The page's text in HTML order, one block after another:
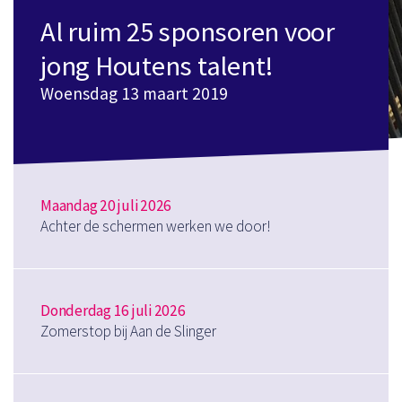
Al ruim 25 sponsoren voor
jong Houtens talent!
Woensdag 13 maart 2019
Maandag 20 juli 2026
Achter de schermen werken we door!
Donderdag 16 juli 2026
Zomerstop bij Aan de Slinger